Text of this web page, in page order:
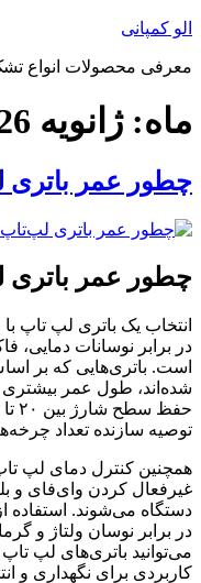
پرش
محتوا
الو کمپانی
معرفی محصولات انواع
ماه:ژانویه 2026
چطور عمر باتری
چطور عمر باتری
انتخاب یک باتری لپ تاپ
در برابر نوسانات دمایی،
است. باتری‌هایی که بر
شده‌اند، طول عمر بیشتری
توصیه سازنده تعداد
همچنین کنترل دمای لپ
غیرفعال کردن وای‌فای و
دستگاه می‌شوند. استفاده
در برابر نوسان ولتاژ و
می‌توانید باتری‌های لپ
کاربردی برای نگهداری و